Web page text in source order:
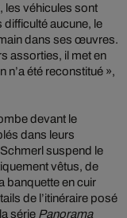
les véhicules sont
aucune, le
dans ses œuvres.
assorties, il met en
n’a été reconstitué »,
devant le
dans leurs
suspend le
vêtus, de
banquette en cuir
de l’itinéraire posé
série Panorama